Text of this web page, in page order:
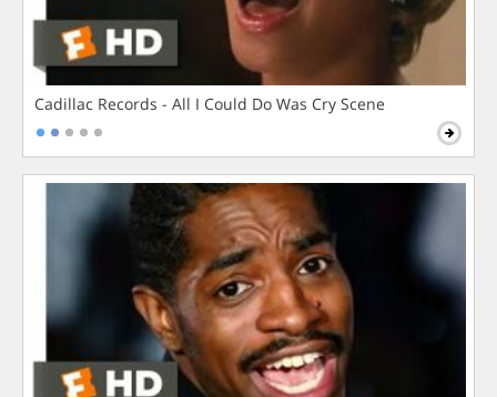
Cadillac Records - All I Could Do Was Cry Scene